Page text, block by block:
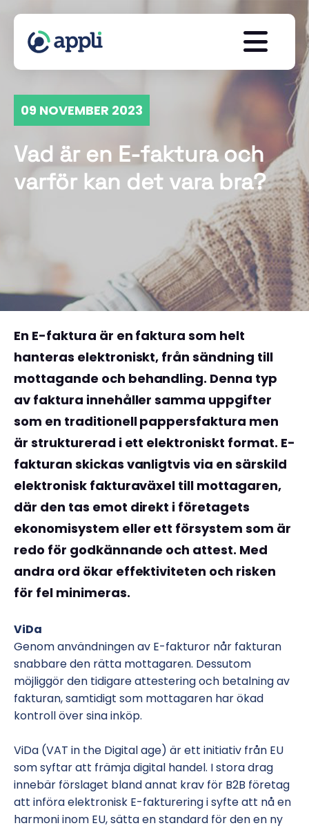
09 NOVEMBER 2023
Vad är en E-faktura och
varför kan det vara bra?
En E-faktura är en faktura som helt
hanteras elektroniskt, från sändning till
mottagande och behandling. Denna typ
av faktura innehåller samma uppgifter
som en traditionell pappersfaktura men
är strukturerad i ett elektroniskt format. E-
fakturan skickas vanligtvis via en särskild
elektronisk fakturaväxel till mottagaren,
där den tas emot direkt i företagets
ekonomisystem eller ett försystem som är
redo för godkännande och attest. Med
andra ord ökar effektiviteten och risken
för fel minimeras.
ViDa
Genom användningen av E-fakturor når fakturan
snabbare den rätta mottagaren. Dessutom
möjliggör den tidigare attestering och betalning av
fakturan, samtidigt som mottagaren har ökad
kontroll över sina inköp.
ViDa (VAT in the Digital age) är ett initiativ från EU
som syftar att främja digital handel. I stora drag
innebär förslaget bland annat krav för B2B företag
att införa elektronisk E-fakturering i syfte att nå en
harmoni inom EU, sätta en standard för den en ny